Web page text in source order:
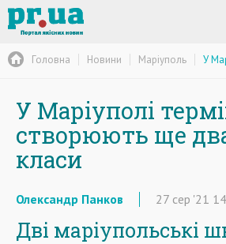
Головна Новини Маріуполь У
У Маріуполі
створюють ще
класи
Олександр Панков 27 сер '21
Дві маріупольські